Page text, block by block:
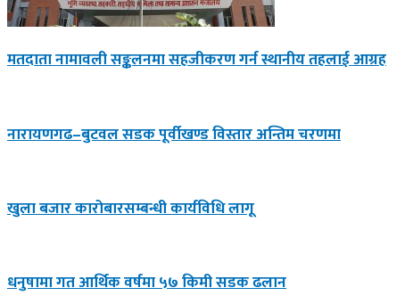
मतदाता नामावली सङ्कलनमा सहजीकरण गर्न स्थानीय तहलाई आग्रह
नारायणगढ–बुटवल सडक पूर्वीखण्ड विस्तार अन्तिम चरणमा
खुला बजार कारोबारसम्बन्धी कार्यविधि लागू
धनुषामा गत आर्थिक वर्षमा ५७ किमी सडक ढलान